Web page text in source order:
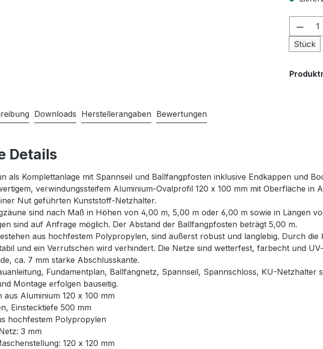
Stück
Downloads Herstellerangaben Bewertungen
Details
als Komplettanlage mit Spannseil und Ballfangpfosten inklusive Endkappen und
verwindungssteifem Aluminium-Ovalprofil 120 x 100 mm mit Oberfläche in
Nut geführten Kunststoff-Netzhalter.
sind nach Maß in Höhen von 4,00 m, 5,00 m oder 6,00 m sowie in Längen
sind auf Anfrage möglich. Der Abstand der Ballfangpfosten beträgt 5,00 m.
aus hochfestem Polypropylen, sind äußerst robust und langlebig. Durch
und ein Verrutschen wird verhindert. Die Netze sind wetterfest, farbecht und
ca. 7 mm starke Abschlusskante.
Fundamentplan, Ballfangnetz, Spannseil, Spannschloss, KU-Netzhalter
Montage erfolgen bauseitig.
aus Aluminium 120 x 100 mm
Einstecktiefe 500 mm
hochfestem Polypropylen
3 mm
120 x 120 mm